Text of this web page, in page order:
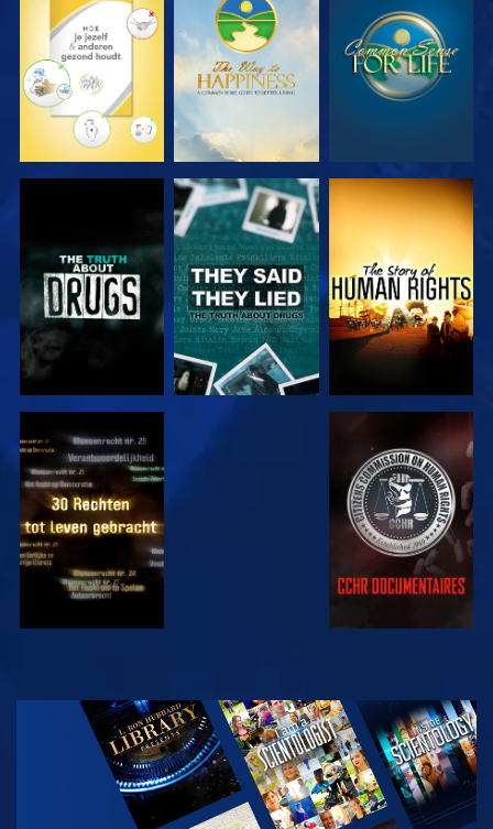
KIJK KIJK KIJK
KIJK KIJK
KIJK KIJK
KIJK
VERKEN DE
SERIE